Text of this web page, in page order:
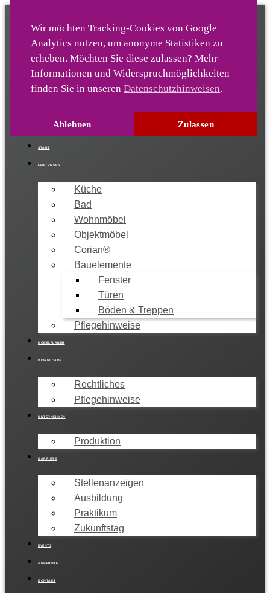
Wir möchten Tracking-Cookies von Google
Analytics nutz­en, um anonyme Statis­tiken zu
er­heben. Möchten Sie diese zulassen? Mehr
Infor­mationen und Wider­spruch­möglich­keiten
finden Sie in unserenDatenschutzhinweisen.
Ablehnen Zulassen
Die-Ideentischlerei
04222 / 9213-0
START
LEISTUNGEN
Küche
Bad
Wohnmöbel
Objektmöbel
Corian®
Bauelemente
Fenster
Türen
Böden & Treppen
Pflegehinweise
MÖBELPLANER
DOWNLOADS
Rechtliches
Pflegehinweise
UNTERNEHMEN
Produktion
KARRIERE
Stellenanzeigen
Ausbildung
Praktikum
Zukunftstag
EVENTS
ANGEBOTE
KONTAKT